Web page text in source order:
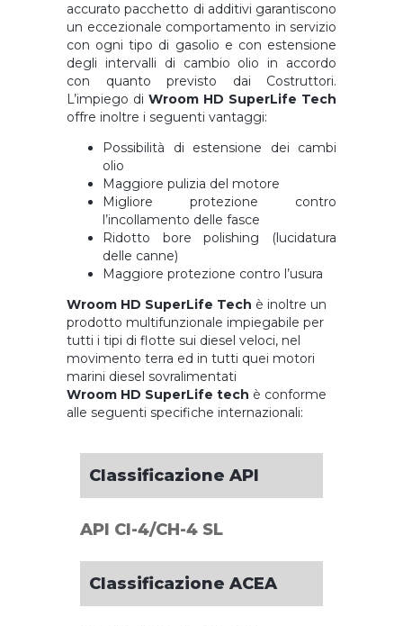
accurato pacchetto di additivi garantiscono
un eccezionale comportamento in servizio
con ogni tipo di gasolio e con estensione
degli intervalli di cambio olio in accordo
con quanto previsto dai Costruttori.
L’impiego di Wroom HD SuperLife Tech
offre inoltre i seguenti vantaggi:
Possibilità di estensione dei cambi
olio
Maggiore pulizia del motore
Migliore protezione contro
l’incollamento delle fasce
Ridotto bore polishing (lucidatura
delle canne)
Maggiore protezione contro l’usura
Wroom HD SuperLife Tech è inoltre un
prodotto multifunzionale impiegabile per
tutti i tipi di flotte sui diesel veloci, nel
movimento terra ed in tutti quei motori
marini diesel sovralimentati
Wroom HD SuperLife tech è conforme
alle seguenti specifiche internazionali:
Classificazione API
API CI-4/CH-4 SL
Classificazione ACEA